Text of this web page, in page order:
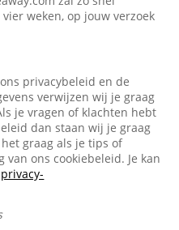
weken, op jouw verzoek
privacybeleid en de
verwijzen wij je graag
je vragen of klachten hebt
dan staan wij je graag
graag als je tips of
ons cookiebeleid. Je kan
privacy-